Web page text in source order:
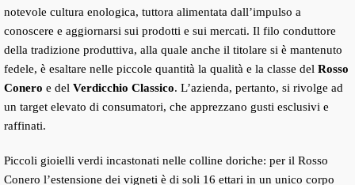
notevole cultura enologica, tuttora alimentata dall’impulso a
conoscere e aggiornarsi sui prodotti e sui mercati. Il filo conduttore
della tradizione produttiva, alla quale anche il titolare si è mantenuto
fedele, è esaltare nelle piccole quantità la qualità e la classe del Rosso
Conero e del Verdicchio Classico. L’azienda, pertanto, si rivolge ad
un target elevato di consumatori, che apprezzano gusti esclusivi e
raffinati.
Piccoli gioielli verdi incastonati nelle colline doriche: per il Rosso
Conero l’estensione dei vigneti è di soli 16 ettari in un unico corpo